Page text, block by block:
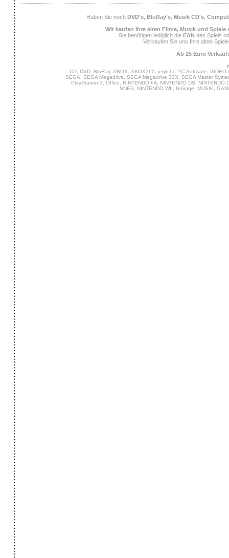
Haben Sie noch DVD's, BluRay's, Musik CD's,
Wir kaufen Ihre alten Filme, Musik und Spiele
Sie benötigen lediglich die EAN des Spiels
Verkaufen Sie uns Ihre alten
Ab 25 Euro
CD, DVD, BluRay, XBOX, XBOX360, jegliche PC Software,
SEGA, SEGA Megadrive, SEGA Megadrive 32X, SEGA Master
PlayStation 3, Office, NINTENDO 64, NINTENDO DS,
SNES, NINTENDO WII, N-Gage, MUSIK,